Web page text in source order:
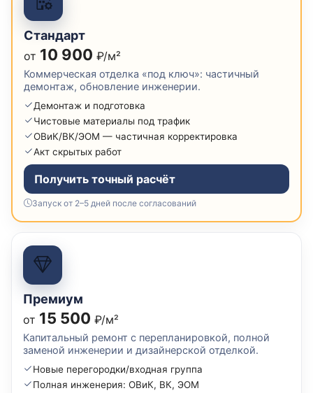
Стандарт
от 10 900 ₽/м²
Коммерческая отделка «под ключ»: частичный
демонтаж, обновление инженерии.
Демонтаж и подготовка
Чистовые материалы под трафик
ОВиК/ВК/ЭОМ — частичная корректировка
Акт скрытых работ
Получить точный расчёт
Запуск от 2–5 дней после согласований
Премиум
от 15 500 ₽/м²
Капитальный ремонт с перепланировкой, полной
заменой инженерии и дизайнерской отделкой.
Новые перегородки/входная группа
Полная инженерия: ОВиК, ВК, ЭОМ